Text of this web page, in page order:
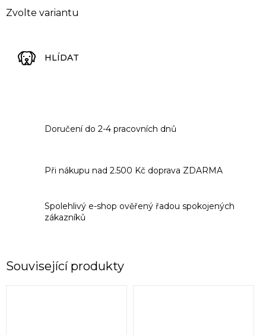
Zvolte variantu
HLÍDAT
Doručení do 2-4 pracovních dnů
Při nákupu nad 2.500 Kč doprava ZDARMA
Spolehlivý e-shop ověřený řadou spokojených
zákazníků
Související produkty